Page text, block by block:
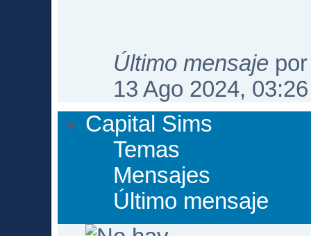
Último mensaje
13 Ago 2024, 03:26
Capital Sims
Temas
Mensajes
Último mensaje